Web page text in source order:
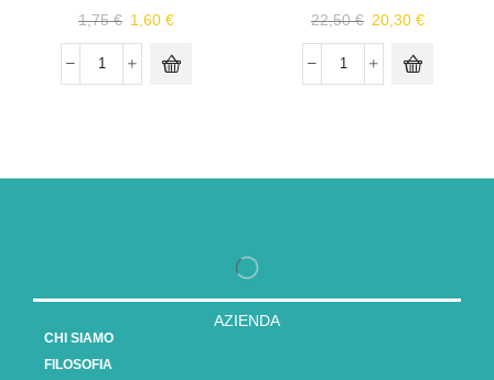
1,75€ 1,60 €
22,50€ 20,30 €
AZIENDA
CHI SIAMO
FILOSOFIA